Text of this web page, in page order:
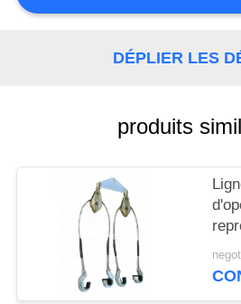
DEMANDEZ
DU
PRIVACY
POLICY
DÉPLIER LES
produits
de